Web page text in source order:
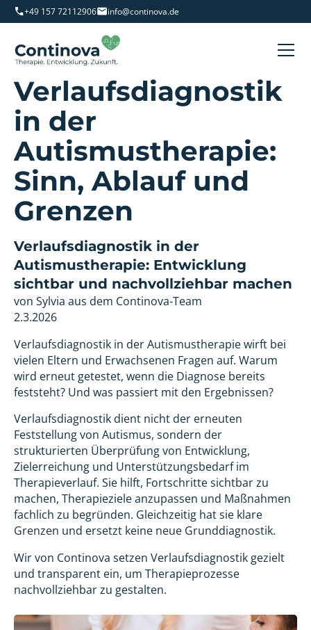
+49 157 72112906 info@continova.de
Verlaufsdiagnostik
in der
Autismustherapie:
Sinn, Ablauf und
Grenzen
Verlaufsdiagnostik in der
Autismustherapie: Entwicklung
sichtbar und nachvollziehbar machen
von Sylvia aus dem Continova-Team
2.3.2026
Verlaufsdiagnostik in der Autismustherapie wirft bei
vielen Eltern und Erwachsenen Fragen auf. Warum
wird erneut getestet, wenn die Diagnose bereits
feststeht? Und was passiert mit den Ergebnissen?
Verlaufsdiagnostik dient nicht der erneuten
Feststellung von Autismus, sondern der
strukturierten Überprüfung von Entwicklung,
Zielerreichung und Unterstützungsbedarf im
Therapieverlauf. Sie hilft, Fortschritte sichtbar zu
machen, Therapieziele anzupassen und Maßnahmen
fachlich zu begründen. Gleichzeitig hat sie klare
Grenzen und ersetzt keine neue Grunddiagnostik.
Wir von Continova setzen Verlaufsdiagnostik gezielt
und transparent ein, um Therapieprozesse
nachvollziehbar zu gestalten.